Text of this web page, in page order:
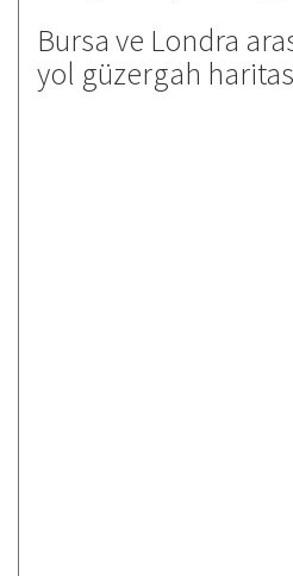
Bursa ve Londra
yol güzergah